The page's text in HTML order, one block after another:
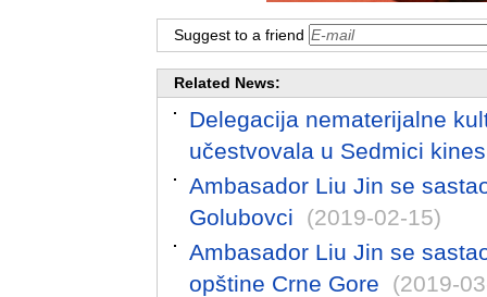
Suggest to a friend
Related News:
Delegacija nematerijalne
učestvovala u Sedmici
Ambasador Liu Jin se
Golubovci
(2019-02-15)
Ambasador Liu Jin se
opštine Crne Gore
(2019-